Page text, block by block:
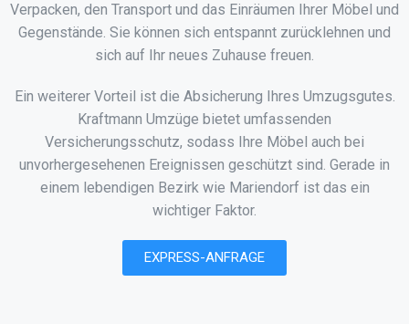
Verpacken, den Transport und das Einräumen Ihrer Möbel und
Gegenstände. Sie können sich entspannt zurücklehnen und
sich auf Ihr neues Zuhause freuen.
Ein weiterer Vorteil ist die Absicherung Ihres Umzugsgutes.
Kraftmann Umzüge bietet umfassenden
Versicherungsschutz, sodass Ihre Möbel auch bei
unvorhergesehenen Ereignissen geschützt sind. Gerade in
einem lebendigen Bezirk wie Mariendorf ist das ein
wichtiger Faktor.
EXPRESS-ANFRAGE